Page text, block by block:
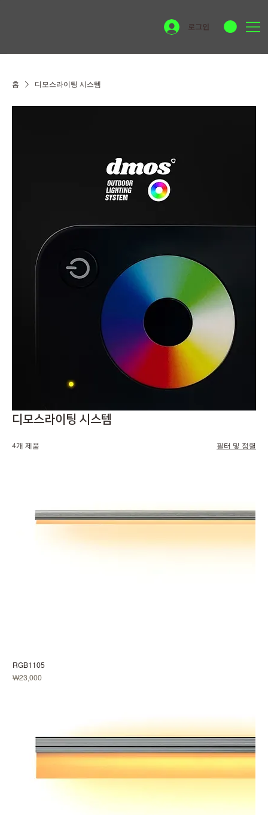
로그인
홈 디모스라이팅 시스템
디모스라이팅 시스템
4개 제품 필터 및 정렬
RGB1105
가격
₩23,000